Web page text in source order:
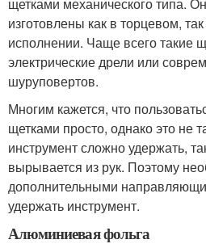
изготовлены как в торцевом,
исполнении. Чаще всего такие
электрические дрели или
шуруповертов.
Многим кажется, что
щетками просто, однако это не
инструмент сложно удержать,
вырывается из рук. Поэтому
дополнительными
удержать инструмент.
Алюминиевая фольга